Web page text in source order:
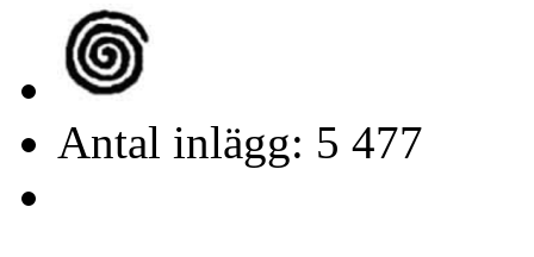
Antal inlägg: 5 477